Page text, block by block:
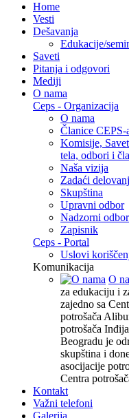
Home
Vesti
Dešavanja
Edukacije/
Saveti
Pitanja i odgovori
Mediji
O nama
Ceps - Organizacija
O nama
Članice CEPS-
Komisije,
tela, odbori i
Naša vizija
Zadaći
Skupština
Upravni odbor
Nadzorni odbor
Zapisnik
Ceps - Portal
Uslovi
Komunikacija
O
za edukaciju i
zajedno sa
potrošača
potrošača
Beogradu je
skupština i
asocijacije
Centra
Kontakt
Važni telefoni
Galerija